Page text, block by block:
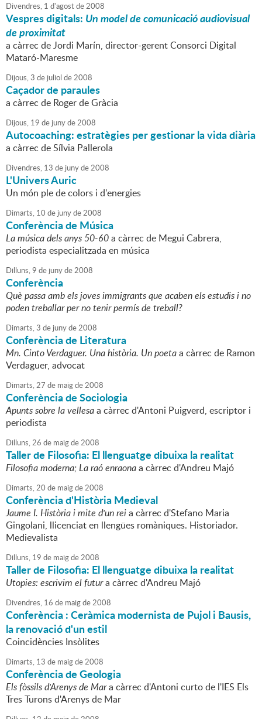
Divendres, 1 d'agostde2008
Vespres digitals: Un model de comunicació audiovisual
de proximitat
a càrrec de Jordi Marín, director-gerent Consorci Digital
Mataró-Maresme
Dijous,3 de juliol de2008
Caçador de paraules
a càrrec de Roger de Gràcia
Dijous, 19 de junyde2008
Autocoaching: estratègies per gestionar la vida diària
a càrrec de Sílvia Pallerola
Divendres, 13 de junyde2008
L'Univers Auric
Un món ple de colors i d'energies
Dimarts, 10 de junyde2008
Conferència de Música
La música dels anys 50-60a càrrec de Megui Cabrera,
periodista especialitzada en música
Dilluns,9 de junyde2008
Conferència
Què passa amb els joves immigrants que acaben els estudis i no
poden treballar per no tenir permís de treball?
Dimarts,3 de junyde2008
Conferència de Literatura
Mn. Cinto Verdaguer. Una història. Un poetaa càrrec de Ramon
Verdaguer, advocat
Dimarts,27 de maigde2008
Conferència de Sociologia
Apunts sobre la vellesaa càrrec d'Antoni Puigverd, escriptor i
periodista
Dilluns,26 de maigde2008
Taller de Filosofia: El llenguatge dibuixa la realitat
Filosofia moderna; La raó enraonaa càrrec d'Andreu Majó
Dimarts,20 de maigde2008
Conferència d'Història Medieval
Jaume I. Història i mite d'un reia càrrec d'Stefano Maria
Gingolani, llicenciat en llengües romàniques. Historiador.
Medievalista
Dilluns, 19 de maigde2008
Taller de Filosofia: El llenguatge dibuixa la realitat
Utopies: escrivim el futura càrrec d'Andreu Majó
Divendres, 16 de maigde2008
Conferència : Ceràmica modernista de Pujol i Bausis,
la renovació d'un estil
Coincidències Insòlites
Dimarts, 13 de maigde2008
Conferència de Geologia
Els fòssils d'Arenys de Mara càrrec d'Antoni curto de l'IES Els
Tres Turons d'Arenys de Mar